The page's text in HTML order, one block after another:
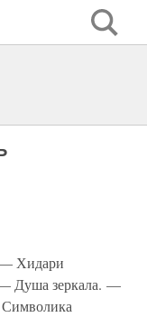
Хидари
Душа зеркала. —